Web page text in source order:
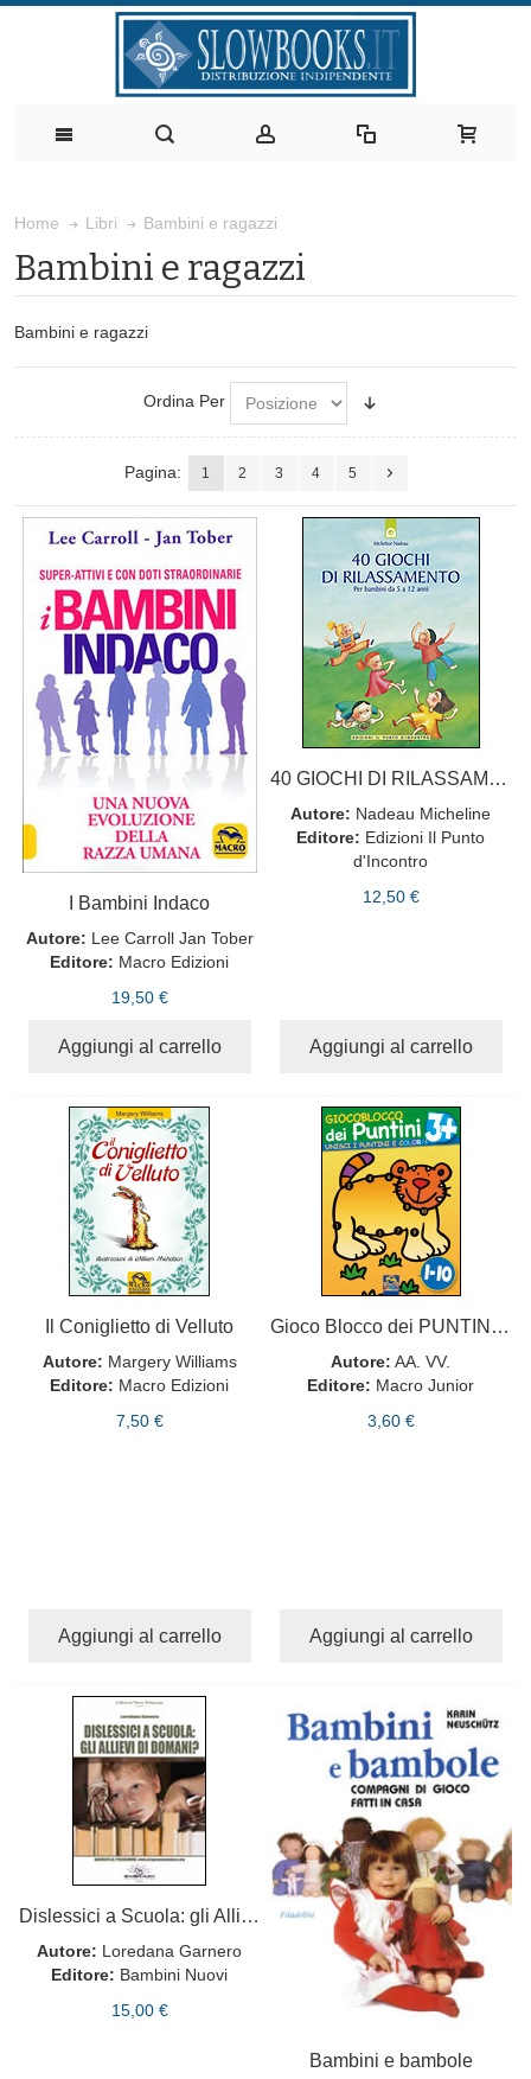
Home Libri Bambini e ragazzi
Bambini e ragazzi
Bambini e ragazzi
Ordina Per
Pagina: 1 2 3 4 5
I Bambini Indaco
Autore: Lee Carroll Jan Tober
Editore: Macro Edizioni
19,50 €
Aggiungi al carrello
Autore: Nadeau Micheline
Editore: Edizioni Il Punto
d'Incontro
12,50 €
Aggiungi al carrello
Il Coniglietto di Velluto
Autore: Margery Williams
Editore: Macro Edizioni
7,50 €
Aggiungi al carrello
Autore: AA. VV.
Editore: Macro Junior
3,60 €
Aggiungi al carrello
Autore: Loredana Garnero
Editore: Bambini Nuovi
15,00 €
Bambini e bambole